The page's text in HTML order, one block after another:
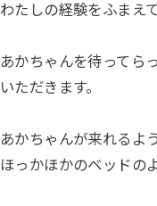
わたしの経験をふまえて
あかちゃんを待ってら
いただきます。
あかちゃんが来れるよ
ほっかほかのベッドの